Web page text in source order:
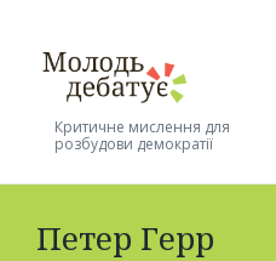
Критичне мислення для
розбудови демократії
Петер Герр